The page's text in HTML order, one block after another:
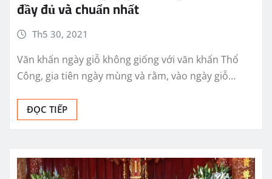
đầy đủ và chuẩn nhất
Th5 30, 2021
Văn khấn ngày giỗ không giống với văn khấn Thổ
Công, gia tiên ngày mùng và rằm, vào ngày giỗ…
ĐỌC TIẾP